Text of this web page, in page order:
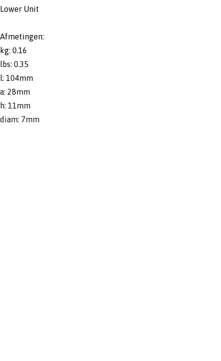
Lower Unit
Afmetingen:
kg: 0.16
lbs: 0.35
l: 104mm
a: 28mm
h: 11mm
diam: 7mm